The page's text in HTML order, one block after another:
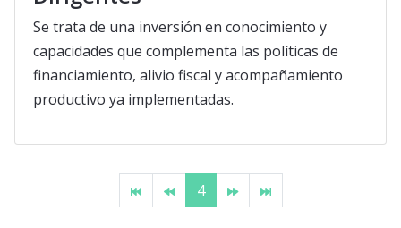
Se trata de una inversión en conocimiento y
capacidades que complementa las políticas de
financiamiento, alivio fiscal y acompañamiento
productivo ya implementadas.
4